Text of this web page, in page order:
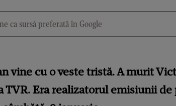
ca sursă preferată în Google
vine cu o veste tristă. A murit
Era realizatorul emisiunii de